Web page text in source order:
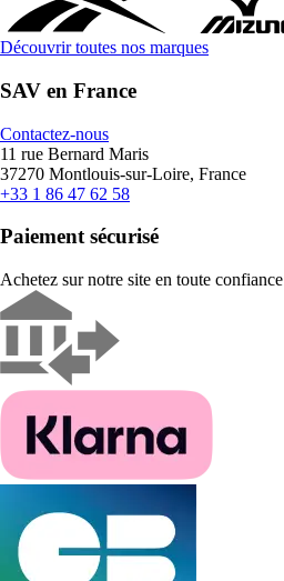
Découvrir toutes nos marques
SAV en France
Contactez-nous
11 rue Bernard Maris
37270 Montlouis-sur-Loire, France
+33 1 86 47 62 58
Paiement sécurisé
Achetez sur notre site en toute confiance